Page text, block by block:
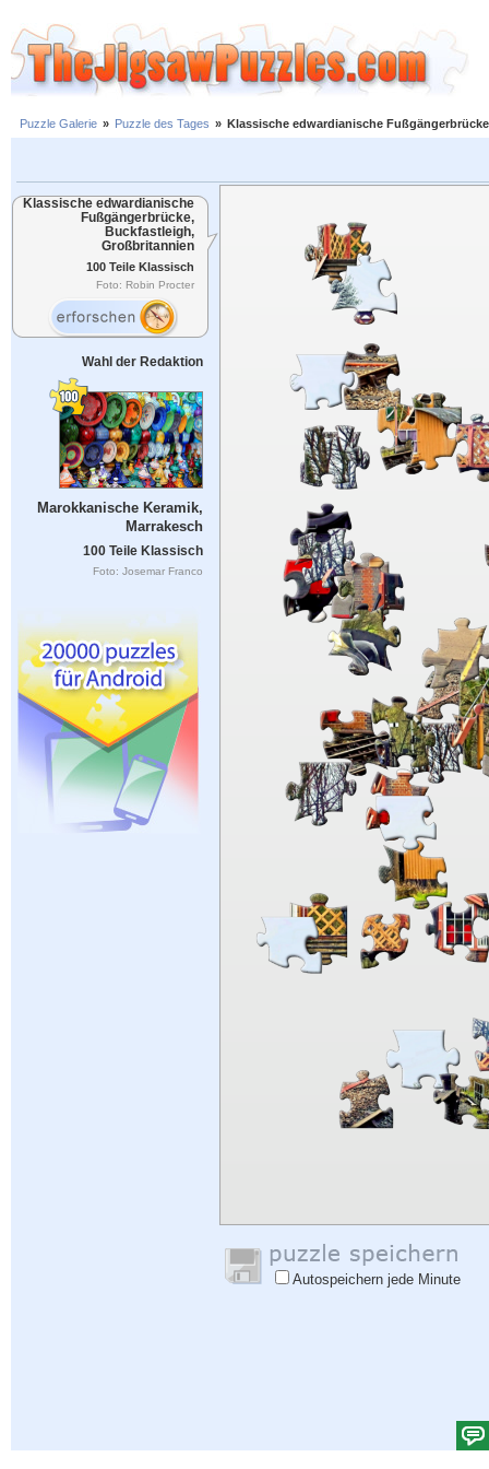
Puzzle Galerie » Puzzle des Tages » Klassische edwardianische
Klassische edwardianische
Fußgängerbrücke,
Buckfastleigh,
Großbritannien
100 Teile Klassisch
Foto: Robin Procter
Wahl der Redaktion
Marokkanische Keramik,
Marrakesch
100 Teile Klassisch
Foto: Josemar Franco
Autospeichern jede Minute